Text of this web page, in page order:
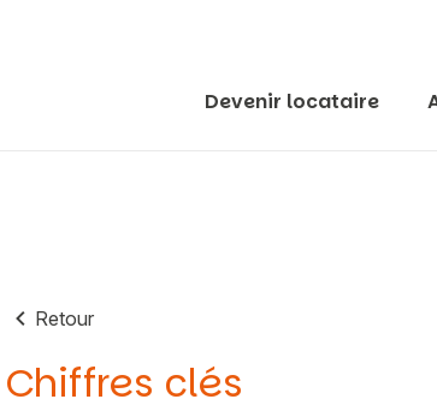
Devenir locataire
Retour
Chiffres clés